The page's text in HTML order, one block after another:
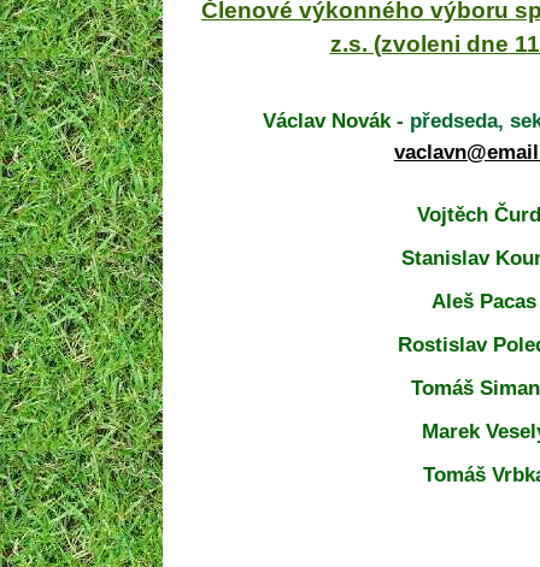
Členové výkonného výboru
z.s. (zvoleni dne
Václav Novák - předseda,
Vojtěch
Stanislav
Aleš Pacas
Rostislav
Tomáš
Marek
Tomáš